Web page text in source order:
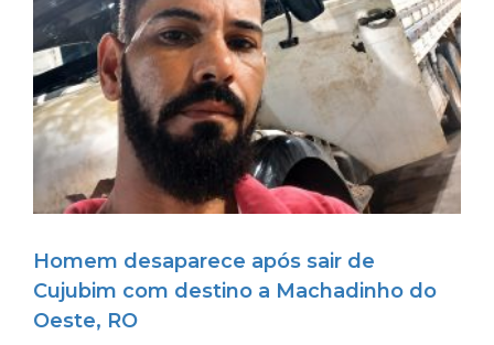
Homem desaparece após sair de
Cujubim com destino a Machadinho do
Oeste, RO